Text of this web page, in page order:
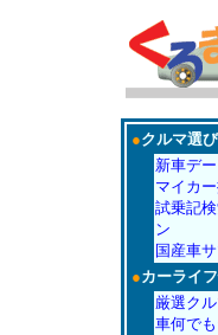
●クルマ選
新車デ
マイカ
試乗記
ン
国産車
●カーライ
厳選ク
車何で